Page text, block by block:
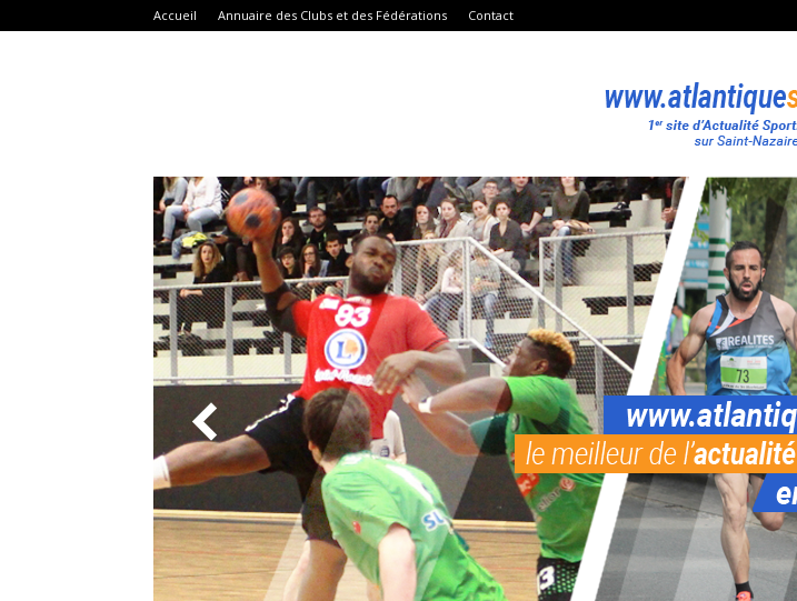
Accueil Annuaire des Clubs et des Fédérations Contact
Sport